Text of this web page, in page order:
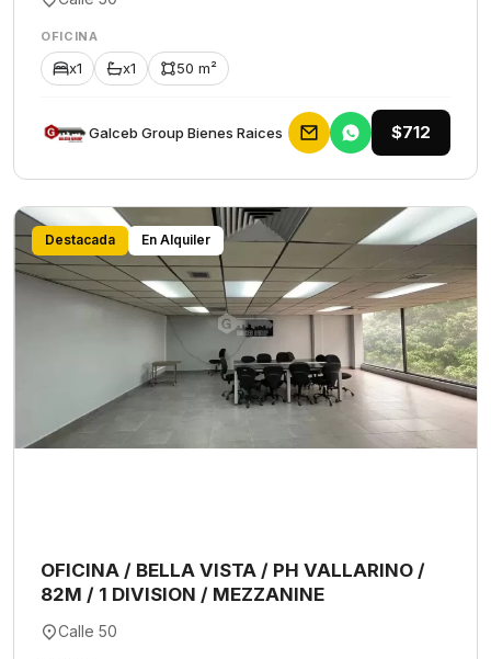
OFICINA
x1 x1 50 m²
Galceb Group Bienes Raices $712
Destacada En Alquiler
OFICINA / BELLA VISTA / PH VALLARINO /
82M / 1 DIVISION / MEZZANINE
Calle 50